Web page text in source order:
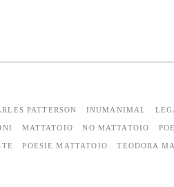
PATTERSON INUMANIMAL
MATTATOIO NO MATTATOIO
POESIE MATTATOIO TEODORA